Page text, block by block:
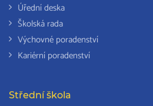
Úřední deska
Školská rada
Výchovné poradenství
Kariérní poradenství
Střední škola